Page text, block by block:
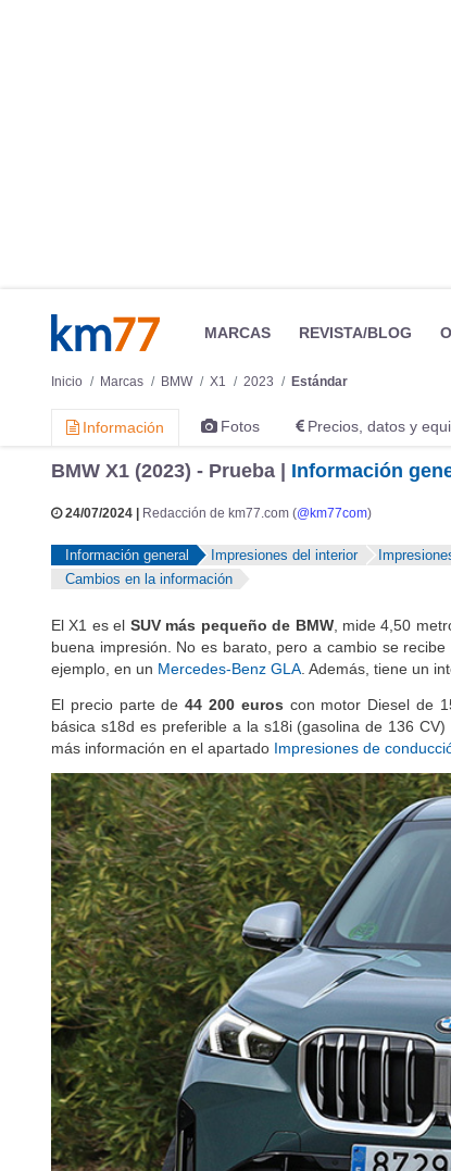
MARCAS REVISTA/BLOG
Inicio Marcas BMW X1 2023 Estándar
Información Fotos Precios, datos y
BMW X1 (2023) - Prueba | Información
24/07/2024 | Redacción de km77.com (@km77com)
Información general Impresiones del interior
Cambios en la información
El X1 es el SUV más pequeño de BMW, mide 4,50
buena impresión. No es barato, pero a cambio se
ejemplo, en un Mercedes-Benz GLA . Además, tiene un
El precio parte de44 200 euros con motor Diesel de
básica s18d es preferible a la s18i (gasolina de 136
más información en el apartado Impresiones de